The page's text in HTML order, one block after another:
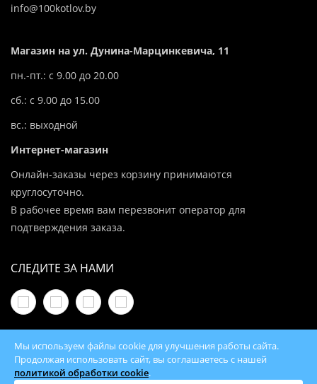
info@100kotlov.by
Магазин на ул. Дунина-Марцинкевича, 11
пн.-пт.: с 9.00 до 20.00
сб.: с 9.00 до 15.00
вс.: выходной
Интернет-магазин
Онлайн-заказы через корзину принимаются
круглосуточно.
В рабочее время вам перезвонит оператор для
подтверждения заказа.
СЛЕДИТЕ ЗА НАМИ
© 2026 100Kotlov.by — продажа отопительного
Мы используем файлы cookie для улучшения работы сайта.
Продолжая использовать сайт, вы соглашаетесь с нашей
политикой обработки cookie.